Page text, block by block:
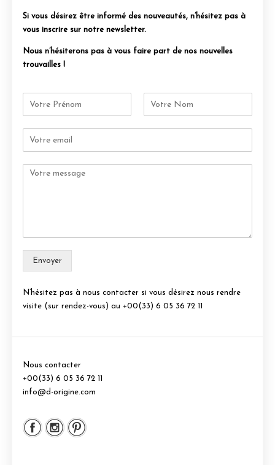
Si vous désirez être informé des nouveautés, n’hésitez pas à
vous inscrire sur notre newsletter.
Nous n’hésiterons pas à vous faire part de nos nouvelles
trouvailles !
Envoyer
N’hésitez pas à nous contacter si vous désirez nous rendre
visite (sur rendez-vous) au +00(33) 6 05 36 72 11
Nous contacter
+00(33) 6 05 36 72 11
info@d-origine.com